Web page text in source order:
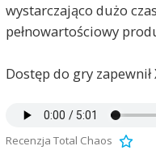
wystarczająco dużo
pełnowartościowy
Dostęp do gry zapewnił
Recenzja Total Chaos